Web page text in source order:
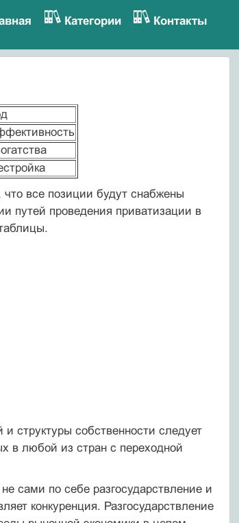
Категории Контакты
что все позиции будут снабжены
путей проведения приватизации в
структуры собственности следует
в любой из стран с переходной
сами по себе разгосударствление и
конкуренция. Разгосударствление